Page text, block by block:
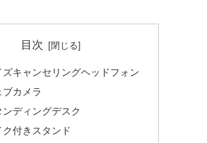
目次
ズキャンセリングヘッドフォン
ブカメラ
ディングデスク
付きスタンド